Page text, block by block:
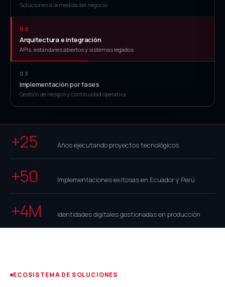
Soluciones a la medida del negocio
02
Arquitectura e integración
APIs, estándares abiertos y sistemas legados
03
Implementación por fases
Gestión de riesgos y continuidad operativa
+25 Años ejecutando proyectos tecnológicos
+50 Implementaciones exitosas en Ecuador y Perú
+4M Identidades digitales gestionadas en producción
ECOSISTEMA DE SOLUCIONES